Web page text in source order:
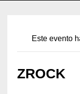
Este evento
ZROCK